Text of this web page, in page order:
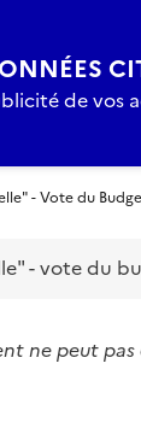
de vos
- Vote du
- vote du
ne peut